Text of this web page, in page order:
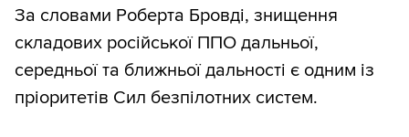
За словами Роберта Бровді, знищення
складових російської ППО дальньої,
середньої та ближньої дальності є одним із
пріоритетів Сил безпілотних систем.